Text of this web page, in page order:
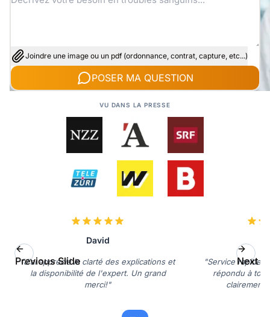
Joindre une image ou un pdf (ordonnance, contrat, capture, etc...)
POSER MA QUESTION
VU DANS LA PRESSE
David
"J'ai apprécié la clarté des explications et
la disponibilité de l'expert. Un grand
merci!"
"Service rapide
répondu à
clairement.
Previous Slide Next